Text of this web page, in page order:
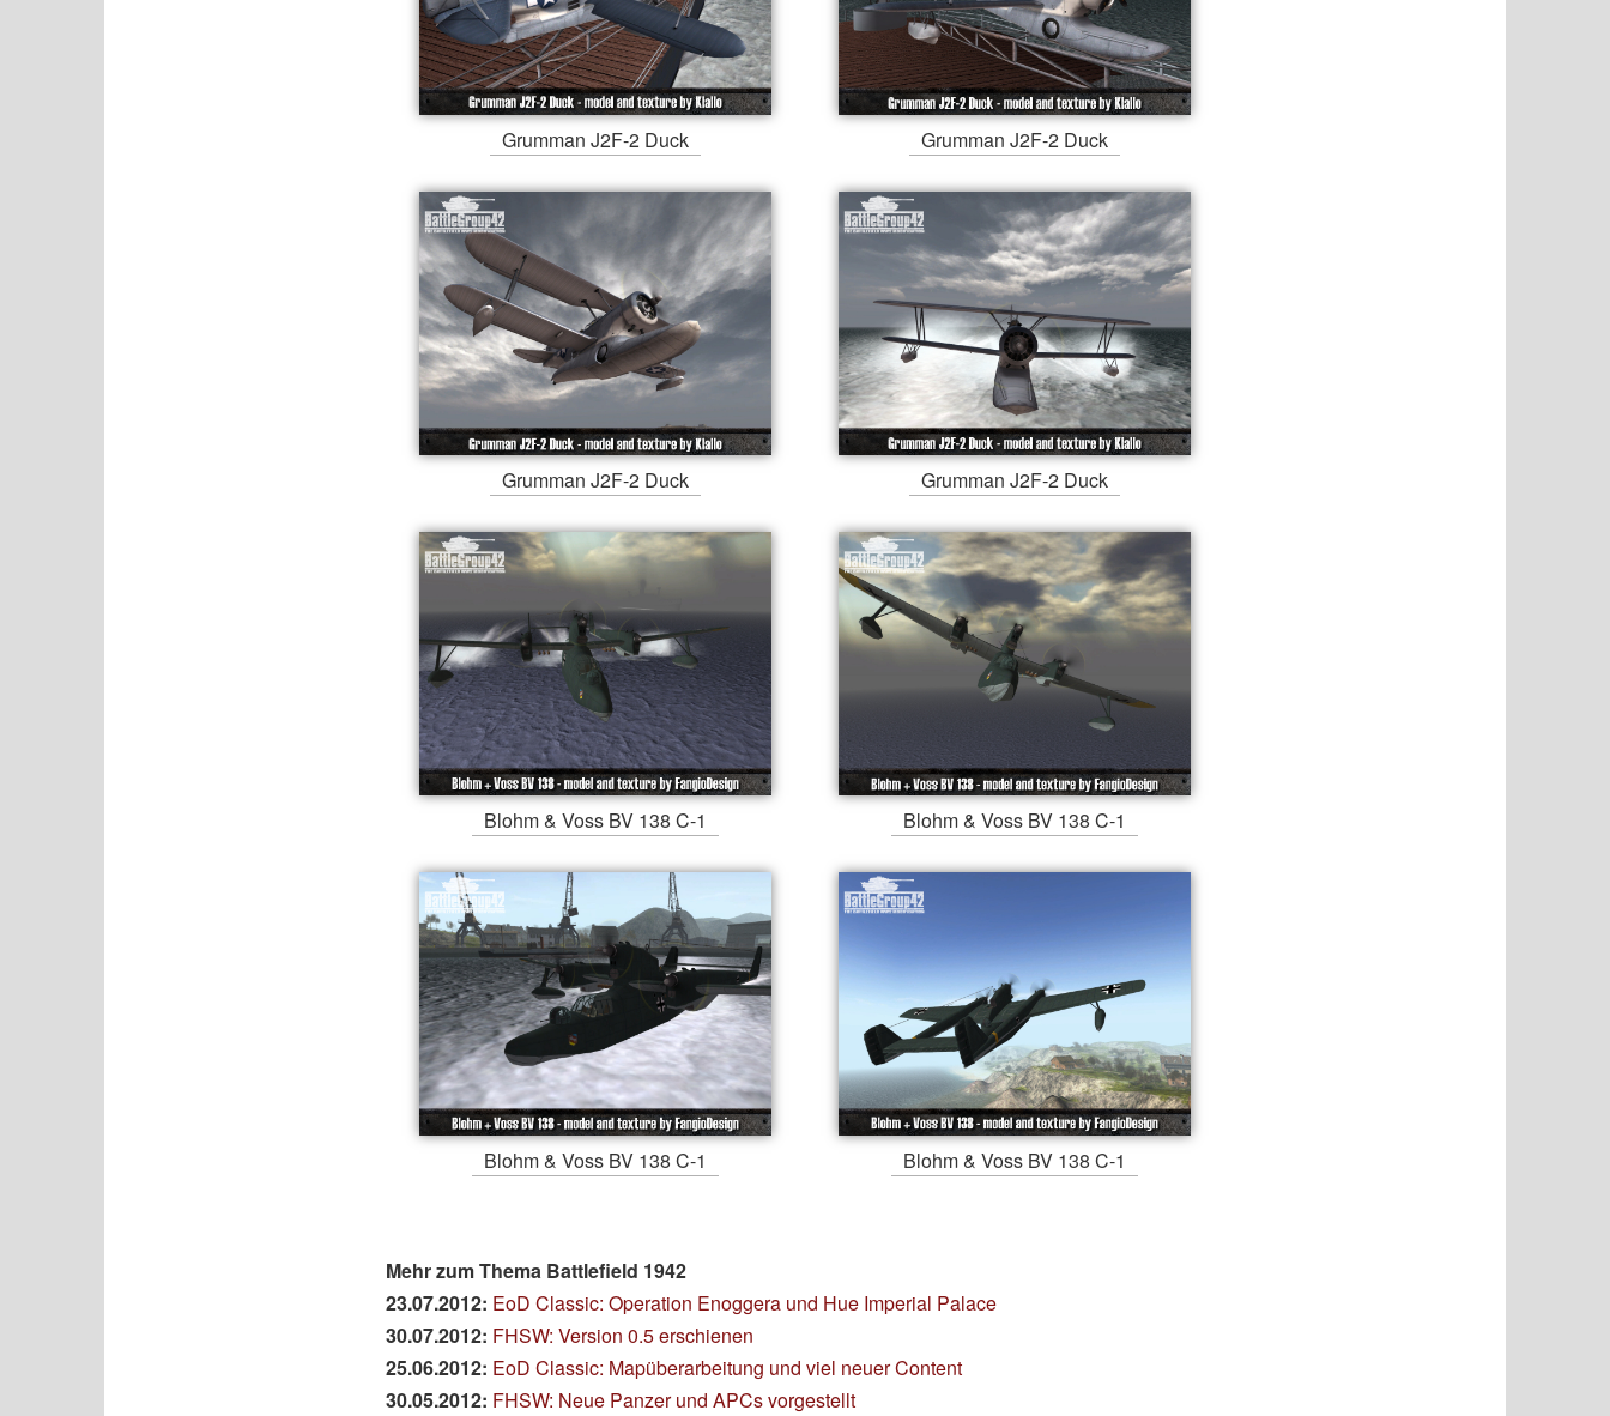
Grumman J2F-2 Duck Grumman J2F-2 Duck
Grumman J2F-2 Duck Grumman J2F-2 Duck
Blohm & Voss BV 138 C-1 Blohm & Voss BV 138 C-1
Blohm & Voss BV 138 C-1 Blohm & Voss BV 138 C-1
Mehr zum Thema Battlefield 1942
23.07.2012: EoD Classic: Operation Enoggera und Hue Imperial Palace
30.07.2012: FHSW: Version 0.5 erschienen
25.06.2012: EoD Classic: Mapüberarbeitung und viel neuer Content
30.05.2012: FHSW: Neue Panzer und APCs vorgestellt